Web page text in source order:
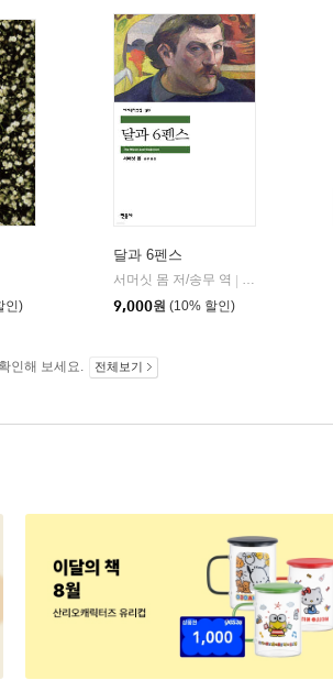
인)
달과 6펜스
서머싯 몸 저/송무 역
민음사
9,000원 (10% 할인)
인해 보세요. 전체보기